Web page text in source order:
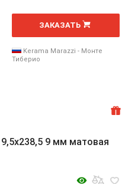
м
ЗАКАЗАТЬ
Kerama Marazzi - Монте
Тиберио
9 мм матовая